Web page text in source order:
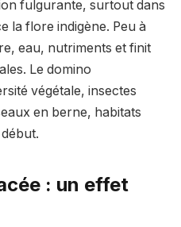
fulgurante, surtout dans
la flore indigène. Peu à
eau, nutriments et finit
Le domino
végétale, insectes
en berne, habitats
: un effet